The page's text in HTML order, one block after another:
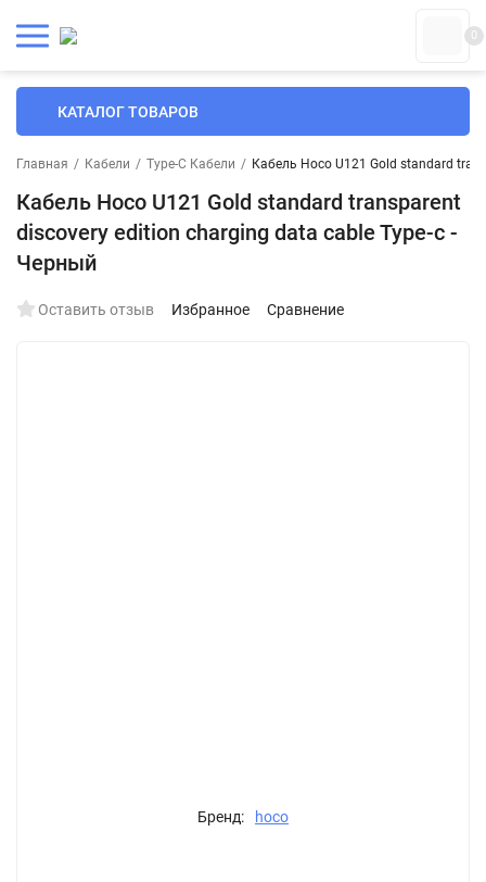
0
КАТАЛОГ ТОВАРОВ
Главная / Кабели / Type-C Кабели / Кабель Hoco U121 Gold standard
Кабель Hoco U121 Gold standard transparent
discovery edition charging data cable Type-c -
Черный
Оставить отзыв Избранное Сравнение
Бренд: hoco